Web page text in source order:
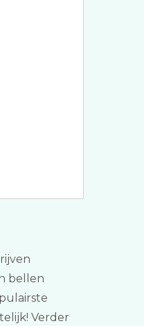
bellen
Verder